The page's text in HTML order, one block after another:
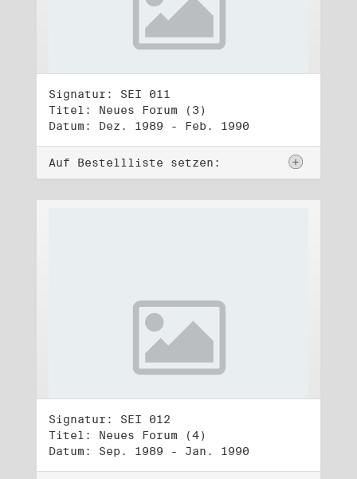
Signatur: SEI 011
Titel: Neues Forum (3)
Datum: Dez. 1989 - Feb. 1990
Auf Bestellliste setzen:
Signatur: SEI 012
Titel: Neues Forum (4)
Datum: Sep. 1989 - Jan. 1990